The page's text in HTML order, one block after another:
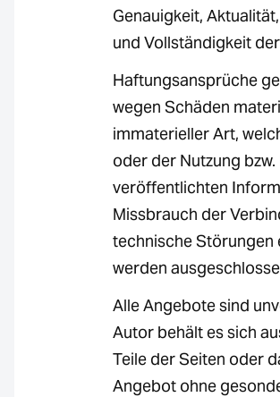
Genauigkeit,
und Vollständigkeit
Haftungsansprüche
wegen Schäden
immaterieller Art,
oder der Nutzung
veröffentlichten
Missbrauch der
technische Störungen
werden
Alle Angebote sind
Autor behält es sich
Teile der Seiten oder
Angebot ohne